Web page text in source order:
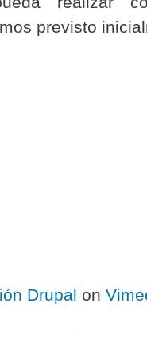
previsto
Drupal on